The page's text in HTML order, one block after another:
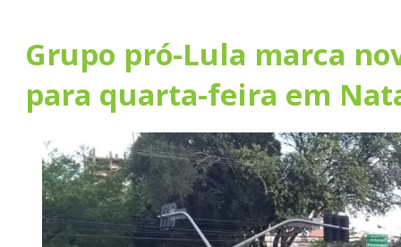
Grupo pró-Lula marca
para quarta-feira em